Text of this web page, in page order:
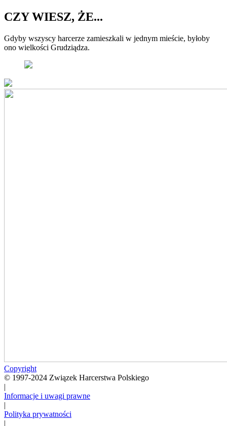
CZY WIESZ, ŻE...
Gdyby wszyscy harcerze zamieszkali w jednym mieście, byłoby
ono wielkości Grudziądza.
Copyright
© 1997-2024 Związek Harcerstwa Polskiego
|
Informacje i uwagi prawne
|
Polityka prywatności
|